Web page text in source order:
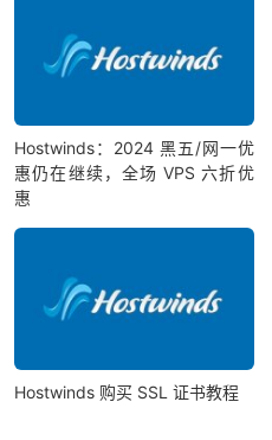
Hostwinds：2024 黑五/网一优
惠仍在继续，全场 VPS 六折优
惠
Hostwinds 购买 SSL 证书教程